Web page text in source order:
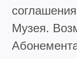
Музея.